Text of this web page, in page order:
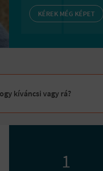
KÉREK MÉG KÉPET
kíváncsi vagy rá?
1